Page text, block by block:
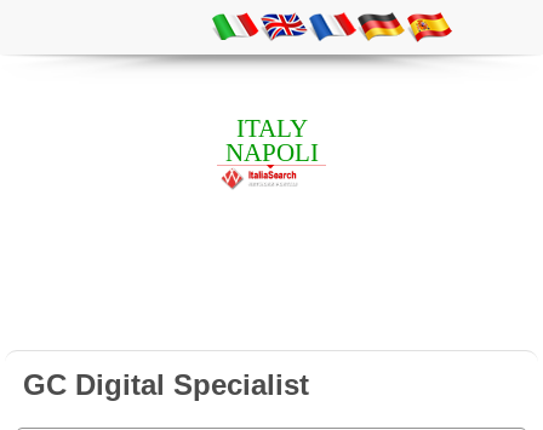
ITALY
NAPOLI
GC Digital Specialist